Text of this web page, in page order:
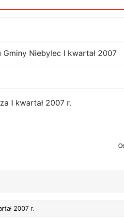
Niebylec I kwartał 2007
I kwartał 2007 r.
budżetu Gminy Niebylec za I kwartał 2007 r.